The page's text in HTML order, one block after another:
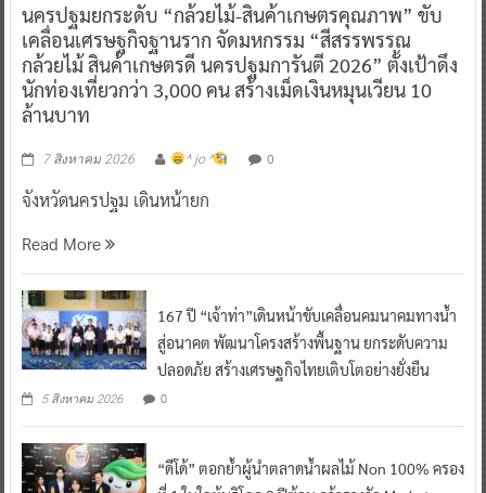
นครปฐมยกระดับ “กล้วยไม้-สินค้าเกษตรคุณภาพ” ขับ
เคลื่อนเศรษฐกิจฐานราก จัดมหกรรม “สีสรรพรรณ
กล้วยไม้ สินค้าเกษตรดี นครปฐมการันตี 2026” ตั้งเป้าดึง
นักท่องเที่ยวกว่า 3,000 คน สร้างเม็ดเงินหมุนเวียน 10
ล้านบาท
7 สิงหาคม 2026 ^ jo ^ 0
จังหวัดนครปฐม เดินหน้ายก
Read More
167 ปี “เจ้าท่า”เดินหน้าขับเคลื่อนคมนาคมทางน้ำ
สู่อนาคต พัฒนาโครงสร้างพื้นฐาน ยกระดับความ
ปลอดภัย สร้างเศรษฐกิจไทยเติบโตอย่างยั่งยืน
5 สิงหาคม 2026 0
“ดีโด้” ตอกย้ำผู้นำตลาดน้ำผลไม้ Non 100% ครอง